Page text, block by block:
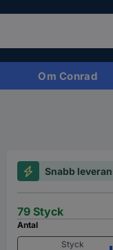
Om Conrad
Snabb
79 Styck
Antal
Styck